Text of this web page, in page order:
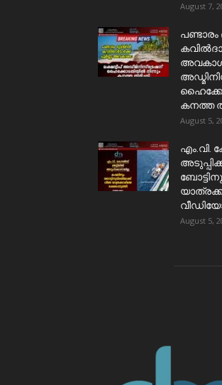
August 7,
കനത്ത
August 5,
​എം.വി.
August 5,